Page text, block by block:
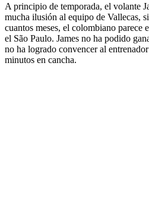
A principio de temporada, el volante
mucha ilusión al equipo de Vallecas,
cuantos meses, el colombiano parece
el São Paulo. James no ha podido
no ha logrado convencer al
minutos en cancha.